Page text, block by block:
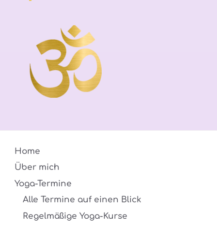
Home
Über mich
Yoga-Termine
Alle Termine auf einen Blick
Regelmäßige Yoga-Kurse